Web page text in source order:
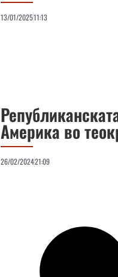
13/01/202511:13
Америка во
26/02/202421:09